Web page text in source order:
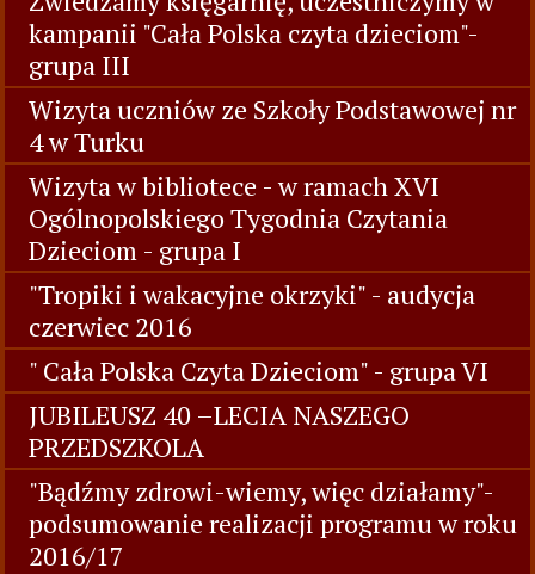
kampanii "Cała Polska czyta dzieciom"-
grupa III
Wizyta uczniów ze Szkoły Podstawowej nr
4 w Turku
Wizyta w bibliotece - w ramach XVI
Ogólnopolskiego Tygodnia Czytania
Dzieciom - grupa I
"Tropiki i wakacyjne okrzyki" - audycja
czerwiec 2016
" Cała Polska Czyta Dzieciom" - grupa VI
JUBILEUSZ 40 –LECIA NASZEGO
PRZEDSZKOLA
"Bądźmy zdrowi-wiemy, więc działamy"-
podsumowanie realizacji programu w roku
2016/17